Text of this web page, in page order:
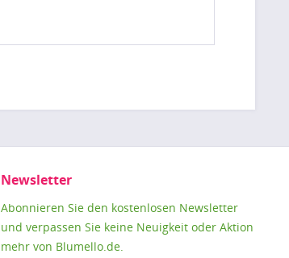
Newsletter
Abonnieren Sie den kostenlosen Newsletter
und verpassen Sie keine Neuigkeit oder Aktion
mehr von Blumello.de.